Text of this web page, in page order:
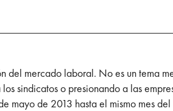
mercado laboral. No es un tema
sindicatos o presionando a las
mayo de 2013 hasta el mismo mes del